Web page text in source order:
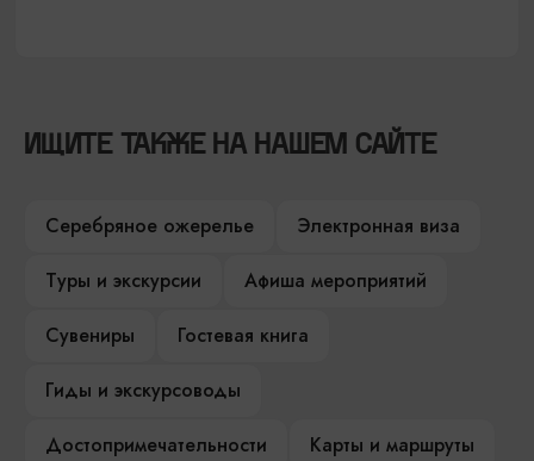
ИЩИТЕ ТАКЖЕ НА НАШЕМ САЙТЕ
Серебряное ожерелье
Электронная виза
Туры и экскурсии
Афиша мероприятий
Сувениры
Гостевая книга
Гиды и экскурсоводы
Достопримечательности
Карты и маршруты